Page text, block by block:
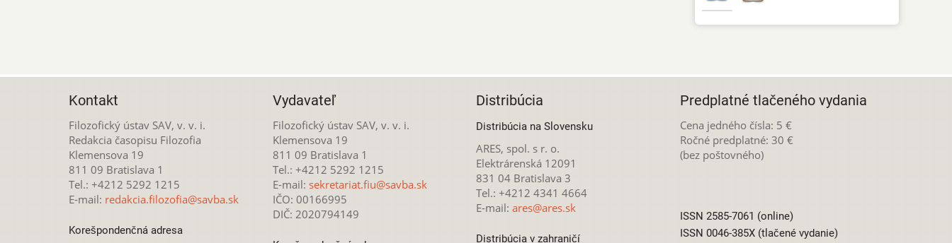
Kontakt
Filozofický ústav SAV, v. v. i.
Redakcia časopisu Filozofia
Klemensova 19
811 09 Bratislava 1
Tel.: +4212 5292 1215
E-mail: redakcia.filozofia@savba.sk
Korešpondenčná adresa
Vydavateľ
Filozofický ústav SAV, v. v. i.
Klemensova 19
811 09 Bratislava 1
Tel.: +4212 5292 1215
E-mail: sekretariat.fiu@savba.sk
IČO: 00166995
DIČ: 2020794149
Distribúcia
Distribúcia na Slovensku
ARES, spol. s r. o.
Elektrárenská 12091
831 04 Bratislava 3
Tel.: +4212 4341 4664
E-mail: ares@ares.sk
Distribúcia v zahraničí
Predplatné tlačeného vydania
Cena jedného čísla: 5 €
Ročné predplatné: 30 €
(bez poštovného)
ISSN 2585-7061 (online)
ISSN 0046-385X (tlačené vydanie)